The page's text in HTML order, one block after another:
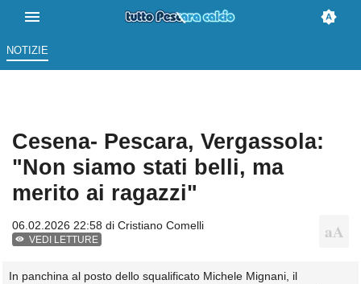
NOTIZIE
Cesena- Pescara, Vergassola:
"Non siamo stati belli, ma
merito ai ragazzi"
06.02.2026 22:58 di Cristiano Comelli
VEDI LETTURE
In panchina al posto dello squalificato Michele Mignani, il